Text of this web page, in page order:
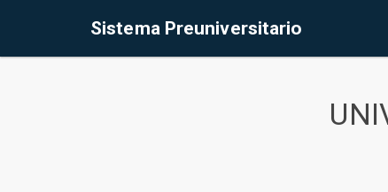
Sistema Preuniversitario